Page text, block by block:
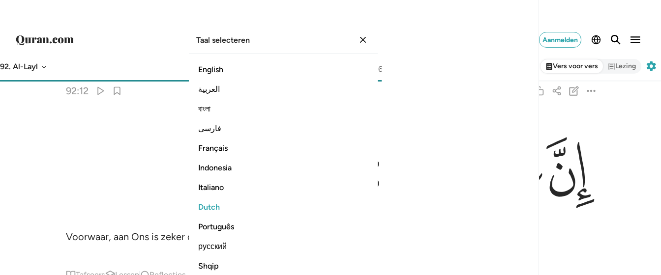
Aanmelden
Taal selecteren
English
العربية
বাংলা
فارسی
Français
Indonesia
Italiano
Dutch
Português
русский
Shqip
92. Al-Layl 60 Vers voor vers Lezing
92:12
إِنَّ عَلَيْنَا لَلْهُدَىٰ ١٢
ﱋﱌ ﱍ
Voorwaar, aan Ons is zeker de Leiding.